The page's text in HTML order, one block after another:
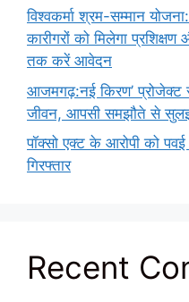
विश्वकर्मा श्रम-सम्मान
कारीगरों को मिलेगा
तक करें आवेदन
आजमगढ़:नई किरण’ प्रोजेक्ट
जीवन, आपसी समझौते से सुलझे
पॉक्सो एक्ट के आरोपी को
गिरफ्तार
Recent